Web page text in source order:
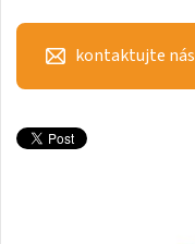
Club Sky
Collom
Collom Horizontal
kontaktujte nás